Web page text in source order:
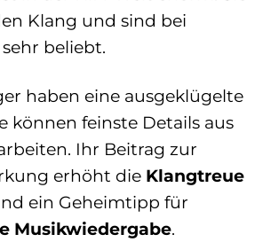
Klang und sind bei
beliebt.
haben eine ausgeklügelte
können feinste Details aus
Ihr Beitrag zur
erhöht die Klangtreue
ein Geheimtipp für
Musikwiedergabe.